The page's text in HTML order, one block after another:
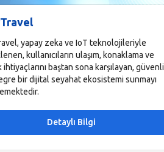
yapay zeka ve IoT teknolojileriyle
kullanıcıların ulaşım, konaklama ve
baştan sona karşılayan, güvenli
bir dijital seyahat ekosistemi sunmayı
Detaylı Bilgi